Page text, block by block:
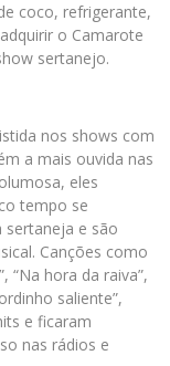
coco, refrigerante,
o Camarote
sertanejo.
nos shows com
a mais ouvida nas
eles
tempo se
e são
Canções como
“Na hora da raiva”,
saliente”,
e ficaram
nas rádios e